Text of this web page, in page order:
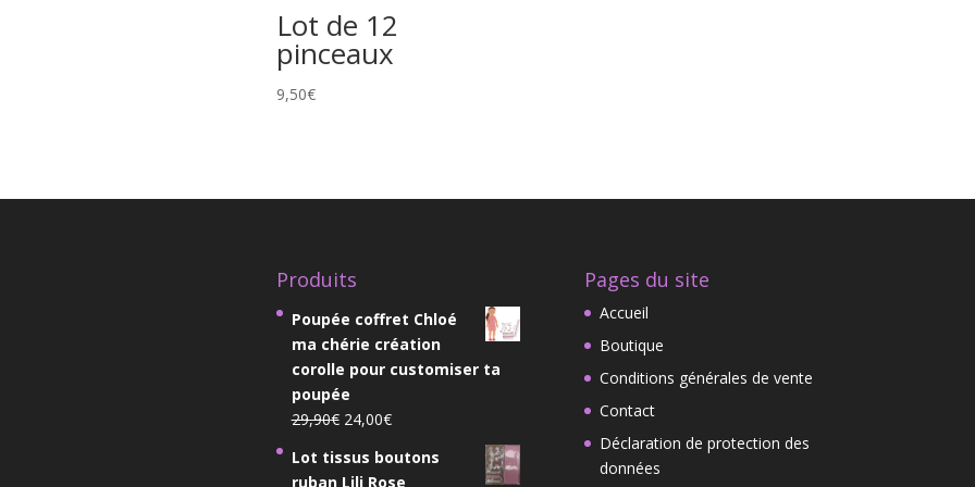
Lot de 12
pinceaux
9,50€
Produits
Poupée coffret Chloé
ma chérie création
corolle pour customiser ta
poupée
29,90€ Le
initial
24,00€Le
actuel
Lot tissus boutons
ruban Lili Rose
Pages du site
Accueil
Boutique
Conditions générales de vente
Contact
Déclaration de protection des
données